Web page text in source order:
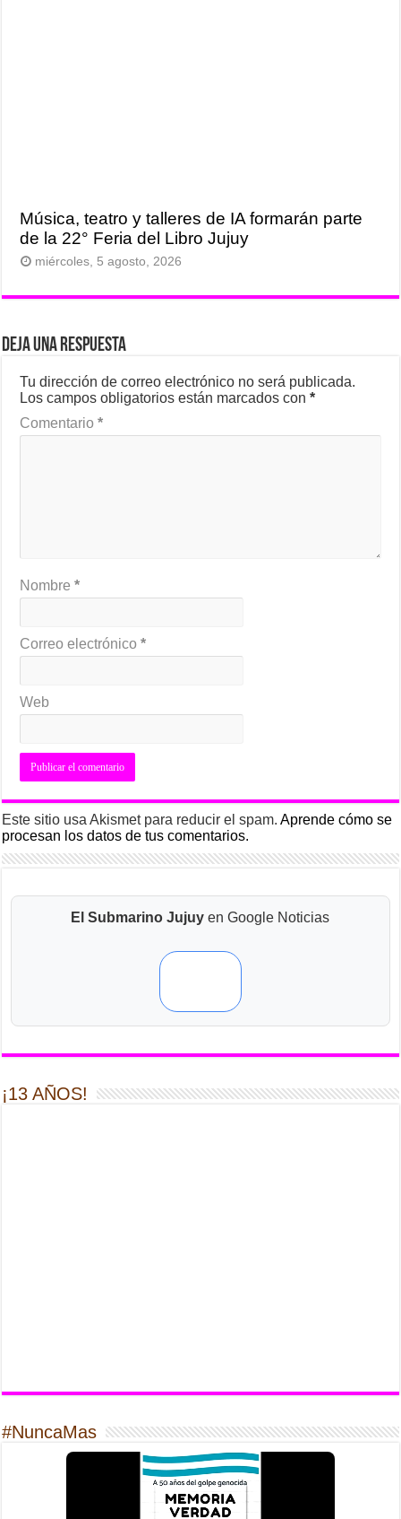
Música, teatro y talleres de IA formarán parte
de la 22° Feria del Libro Jujuy
miércoles, 5 agosto, 2026
Deja una respuesta
Tu dirección de correo electrónico no será publicada.
Los campos obligatorios están marcados con*
Comentario*
Nombre*
Correo electrónico*
Web
Este sitio usa Akismet para reducir el spam.Aprende cómo se
procesan los datos de tus comentarios.
El Submarino Jujuy en Google Noticias
¡13 AÑOS!
#NuncaMas